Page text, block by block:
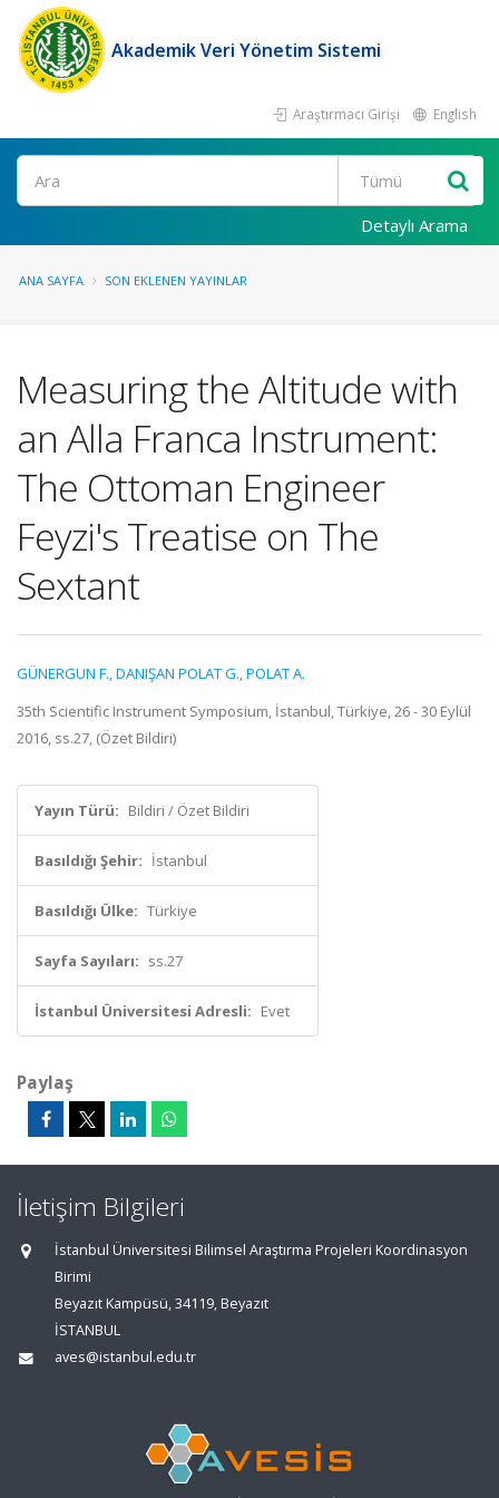
Akademik Veri Yönetim Sistemi
Araştırmacı Girişi English
Ara
Detaylı Arama
ANA SAYFA SON EKLENEN YAYINLAR
Measuring the Altitude with
an Alla Franca Instrument:
The Ottoman Engineer
Feyzi's Treatise on The
Sextant
GÜNERGUN F.,DANIŞAN POLAT G.,POLAT A.
35th Scientific Instrument Symposium, İstanbul, Türkiye, 26 - 30 Eylül
2016, ss.27, (Özet Bildiri)
Yayın Türü: Bildiri / Özet Bildiri
Basıldığı Şehir: İstanbul
Basıldığı Ülke: Türkiye
Sayfa Sayıları: ss.27
İstanbul Üniversitesi Adresli: Evet
Paylaş
İletişim Bilgileri
İstanbul Üniversitesi Bilimsel Araştırma Projeleri Koordinasyon
Birimi
Beyazıt Kampüsü, 34119, Beyazıt
İSTANBUL
aves@istanbul.edu.tr